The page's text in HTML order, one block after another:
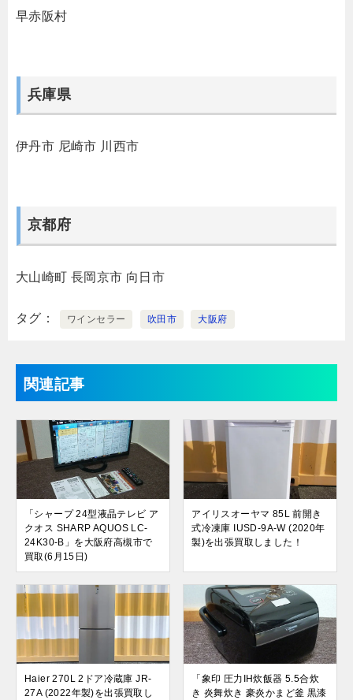
早赤阪村
兵庫県
伊丹市 尼崎市 川西市
京都府
大山崎町 長岡京市 向日市
タグ ワインセラー 吹田市 大阪府
関連記事
「シャープ 24型液晶テレビ ア
クオス SHARP AQUOS LC-
24K30-B」を大阪府高槻市で
買取(6月15日)
アイリスオーヤマ 85L 前開き
式冷凍庫 IUSD-9A-W (2020年
製)を出張買取しました！
Haier 270L 2ドア冷蔵庫 JR-
27A (2022年製)を出張買取し
「象印 圧力IH炊飯器 5.5合炊
き 炎舞炊き 豪炎かまど釜 黒漆